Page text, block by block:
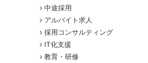
中途採用
アルバイト求人
採用コンサルティング
IT化支援
教育・研修